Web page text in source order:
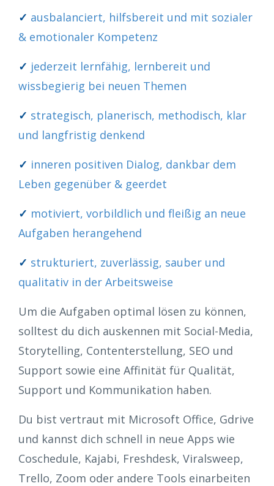
✓ ausbalanciert, hilfsbereit und mit sozialer
& emotionaler Kompetenz
✓ jederzeit lernfähig, lernbereit und
wissbegierig bei neuen Themen
✓ strategisch, planerisch, methodisch, klar
und langfristig denkend
✓ inneren positiven Dialog, dankbar dem
Leben gegenüber & geerdet
✓ motiviert, vorbildlich und fleißig an neue
Aufgaben herangehend
✓ strukturiert, zuverlässig, sauber und
qualitativ in der Arbeitsweise
Um die Aufgaben optimal lösen zu können,
solltest du dich auskennen mit Social-Media,
Storytelling, Contenterstellung, SEO und
Support sowie eine Affinität für Qualität,
Support und Kommunikation haben.
Du bist vertraut mit Microsoft Office, Gdrive
und kannst dich schnell in neue Apps wie
Coschedule, Kajabi, Freshdesk, Viralsweep,
Trello, Zoom oder andere Tools einarbeiten